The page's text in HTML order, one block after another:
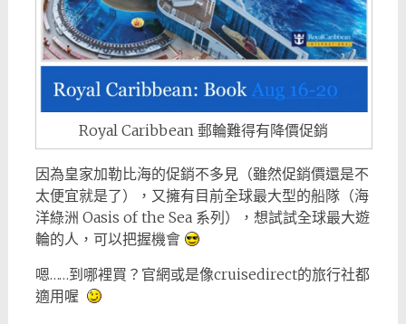
Royal Caribbean 郵輪難得有降價促銷
因為皇家加勒比海的促銷不多見（雖然促銷價還是不
太便宜就是了），又擁有目前全球最大型的船隊（海
洋綠洲 Oasis of the Sea 系列），想試試全球最大遊
輪的人，可以把握機會
嗯……到哪裡買？官網或是像cruisedirect的旅行社都
適用喔